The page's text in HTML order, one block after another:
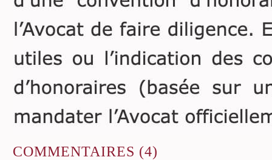
COMMENTAIRES (4)